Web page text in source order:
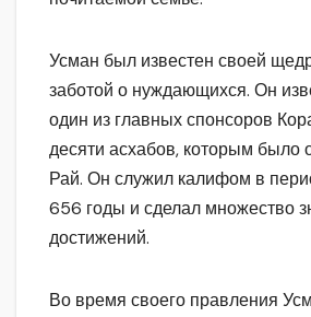
Усман был известен своей
заботой о нуждающихся. Он
один из главных спонсоров
десяти асхабов, которым было
Рай. Он служил калифом в
656 годы и сделал множество
достижений.
Во время своего правления